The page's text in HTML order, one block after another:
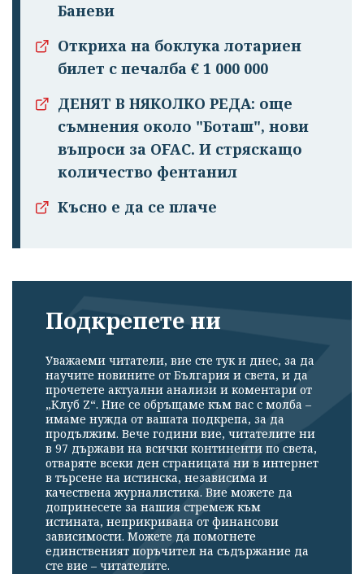
Баневи
Откриха на боклука лотариен
билет с печалба € 1 000 000
ДЕНЯТ В НЯКОЛКО РЕДА: още
съмнения около "Боташ", нови
въпроси за OFAC. И стряскащо
количество фентанил
Късно е да се плаче
Подкрепете ни
Уважаеми читатели, вие сте тук и днес, за да
научите новините от България и света, и да
прочетете актуални анализи и коментари от
„Клуб Z“. Ние се обръщаме към вас с молба –
имаме нужда от вашата подкрепа, за да
продължим. Вече години вие, читателите ни
в 97 държави на всички континенти по света,
отваряте всеки ден страницата ни в интернет
в търсене на истинска, независима и
качествена журналистика. Вие можете да
допринесете за нашия стремеж към
истината, неприкривана от финансови
зависимости. Можете да помогнете
единственият поръчител на съдържание да
сте вие – читателите.